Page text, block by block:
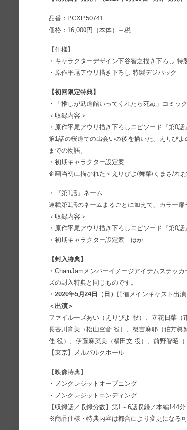
品番：PCXP.50741
価格：16,000円（本体）＋税
【仕様】
・キャラクターデザイン下谷智之描き下ろし 特
・原作平尾アウリ描き下ろし 特製デジパック
【初回限定特典】
・「推しが武道館いってくれたら死ぬ」コミッ
＜収録内容＞
・原作平尾アウリ描き下ろしエピソード『第0話』
第1話の桜道での出会いの後を描いた、えりぴ
までの物語。
・初期キャラクター設定案
企画当初に描かれた＜えりぴよ/舞菜/くまさ/れ
・『第1話』ネーム
連載第1話のネームまるごとに加えて、カラー扉
＜収録内容＞
・原作平尾アウリ描き下ろしエピソード『第0話』
・初期キャラクター設定案 ほか
【封入特典】
・ChamJamメンバーイメージアイテムステッ
ズの封入特典と同じものです。
・2020年5月24日（日） 開催メインキャスト出
＜出演＞
ファイルーズあい（えりぴよ 役）、立花日菜（
長谷川育美（松山空音 役）、榎吉麻耶（伯方
佳 役）、伊藤麻菜美（横田文 役）、前野智昭
【東京】メルパルクホール
【映像特典】
・ノンクレジットオープニング
・ノンクレジットエンディング
【収録話／収録分数】第1～6話収録／本編144
※商品仕様・特典内容は都合により変更になる可